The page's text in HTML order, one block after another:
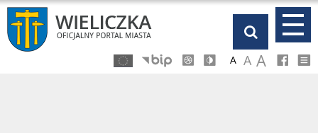
do
treści
do
do
do
A A A